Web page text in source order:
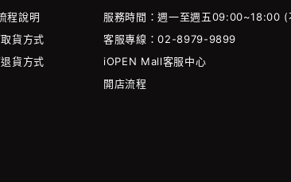
程說明
貨方式
貨方式
服務時間：週一至週五09:00~18:00 (
客服專線：02-8979-9899
iOPEN Mall客服中心
開店流程